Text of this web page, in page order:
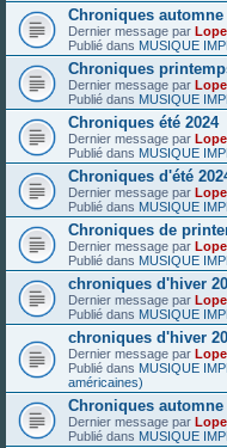
Chroniques automne
Dernier message par
Publié dans MUSIQUE
Chroniques
Dernier message par
Publié dans MUSIQUE
Chroniques été 2024
Dernier message par
Publié dans MUSIQUE
Chroniques d'été
Dernier message par
Publié dans MUSIQUE
Chroniques de
Dernier message par
Publié dans MUSIQUE
chroniques d'hiver
Dernier message par
Publié dans MUSIQUE
chroniques d'hiver
Dernier message par
Publié dans MUSIQUE
américaines)
Chroniques automne
Dernier message par
Publié dans MUSIQUE